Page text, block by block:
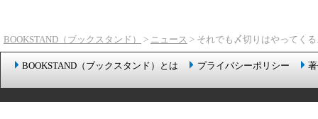
BOOKSTAND（ブックスタンド） > ニュース > それでも〆切りはやってく
BOOKSTAND（ブックスタンド）とは プライバシーポリシー